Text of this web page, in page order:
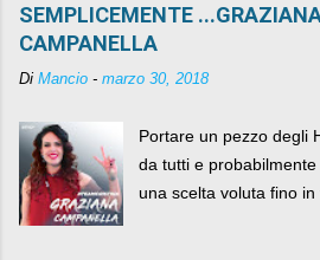
SEMPLICEMENTE
CAMPANELLA
Di Mancio - marzo 30, 2018
Portare un pezzo degli
da tutti e
una scelta voluta fino in